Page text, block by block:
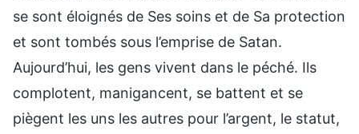
se sont éloignés de Ses soins et de Sa protection
et sont tombés sous l’emprise de Satan.
Aujourd’hui, les gens vivent dans le péché. Ils
complotent, manigancent, se battent et se
piègent les uns les autres pour l’argent, le statut,